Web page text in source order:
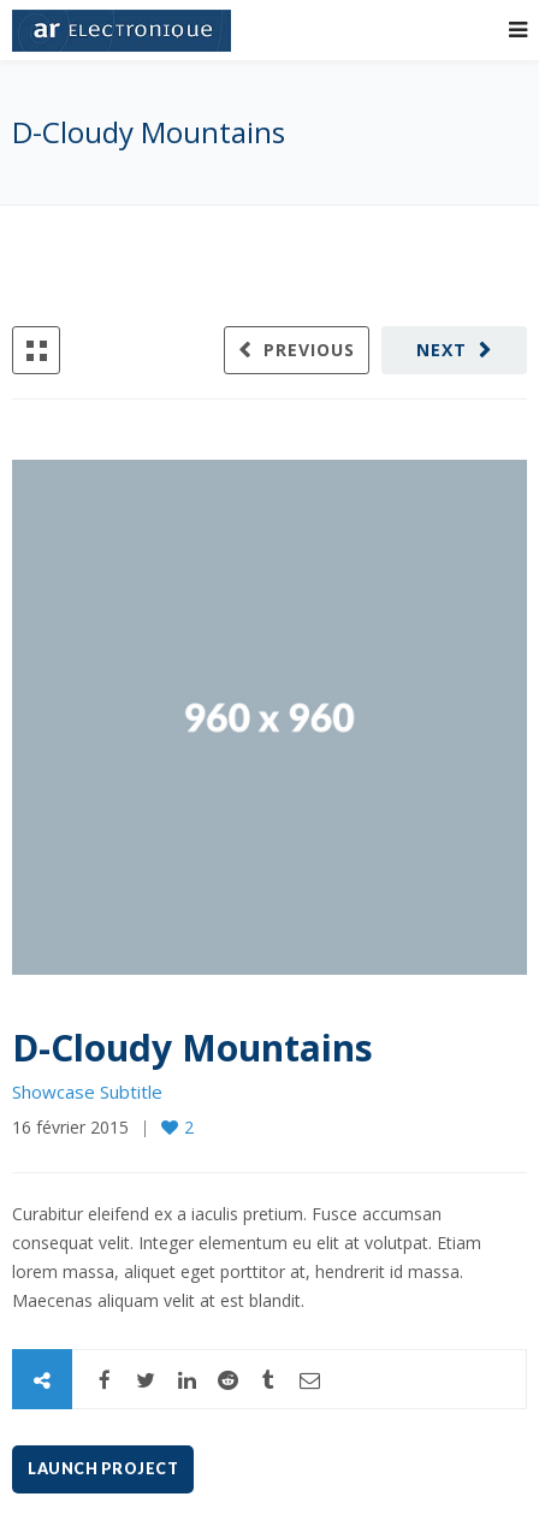
D-Cloudy Mountains
NEXT
PREVIOUS
D-Cloudy Mountains
Showcase Subtitle
16 février 2015 2
Curabitur eleifend ex a iaculis pretium. Fusce accumsan
consequat velit. Integer elementum eu elit at volutpat. Etiam
lorem massa, aliquet eget porttitor at, hendrerit id massa.
Maecenas aliquam velit at est blandit.
LAUNCH PROJECT